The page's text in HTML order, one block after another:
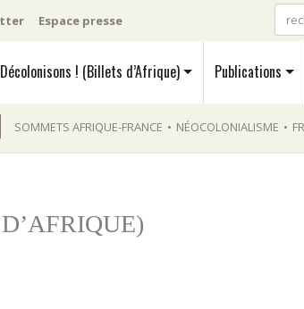
Espace presse
Décolonisons ! (Billets d’Afrique) Publications
SOMMETS AFRIQUE-FRANCE • NÉOCOLONIALISME •